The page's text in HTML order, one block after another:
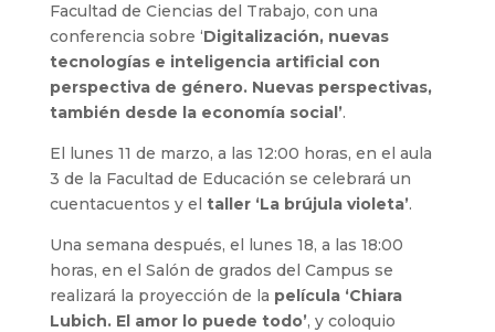
Facultad de Ciencias del Trabajo, con una
conferencia sobre ‘Digitalización, nuevas
tecnologías e inteligencia artificial con
perspectiva de género. Nuevas perspectivas,
también desde la economía social’.
El lunes 11 de marzo, a las 12:00 horas, en el aula
3 de la Facultad de Educación se celebrará un
cuentacuentos y el taller ‘La brújula violeta’.
Una semana después, el lunes 18, a las 18:00
horas, en el Salón de grados del Campus se
realizará la proyección de la película ‘Chiara
Lubich. El amor lo puede todo’, y coloquio